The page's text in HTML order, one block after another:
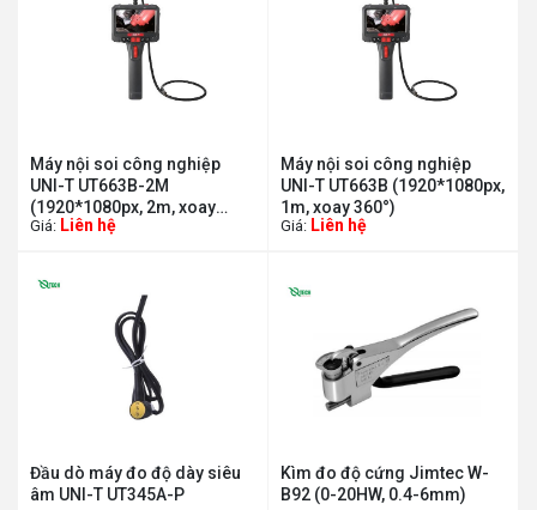
Máy nội soi công nghiệp
UNI-T UT663B-2M
(1920*1080px, 2m, xoay
360°)
Giá: Liên hệ
Máy nội soi công nghiệp
UNI-T UT663B (1920*1080px,
1m, xoay 360°)
Giá: Liên hệ
Đầu dò máy đo độ dày siêu
âm UNI-T UT345A-P
Kìm đo độ cứng Jimtec W-
B92 (0-20HW, 0.4-6mm)